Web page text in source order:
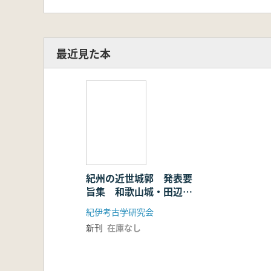
最近見た本
紀州の近世城郭 発表要
旨集 和歌山城・田辺
城・新宮城の最新調査成
果
紀伊考古学研究会
新刊 在庫なし